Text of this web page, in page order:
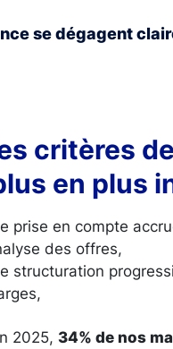
se dégagent
critères
en plus
prise en compte
des offres,
structuration
2025, 34% de nos